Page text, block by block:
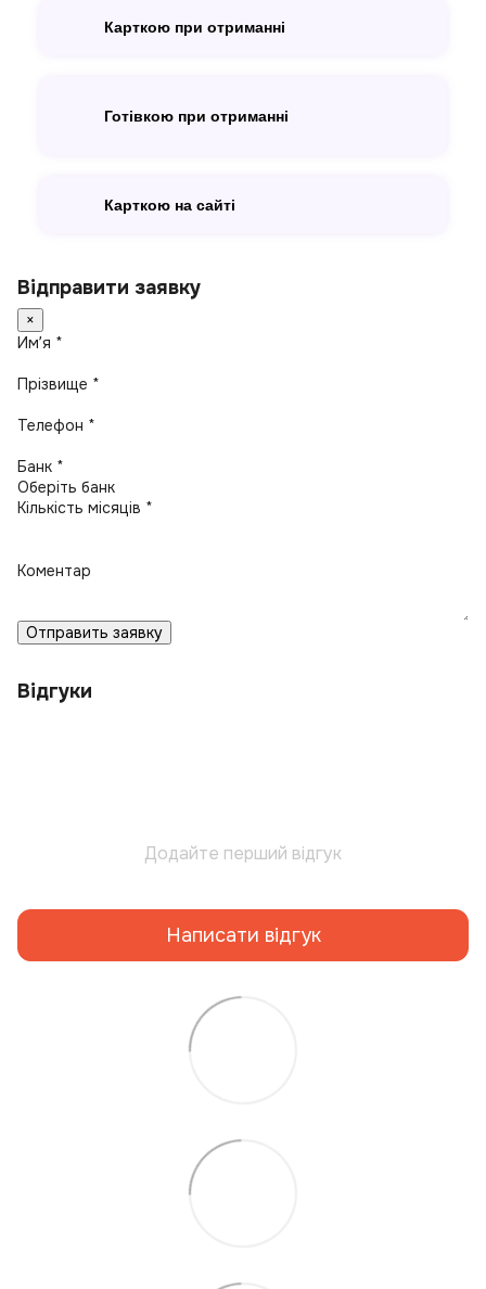
Карткою при отриманні
Готівкою при отриманні
Карткою на сайті
Відправити заявку
×
Имʼя *
Прізвище *
Телефон *
Банк *
Кількість місяців *
Коментар
Отправить заявку
Відгуки
Додайте перший відгук
Написати відгук